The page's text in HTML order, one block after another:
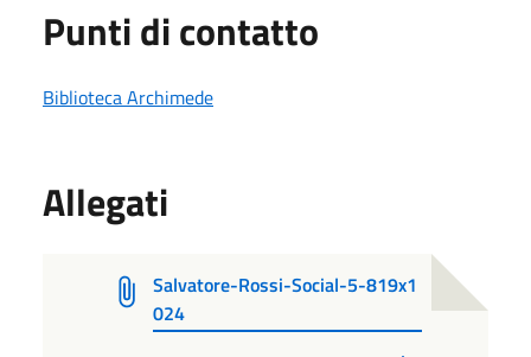
Punti di contatto
Biblioteca Archimede
Allegati
Salvatore-Rossi-Social-5-819x1
024